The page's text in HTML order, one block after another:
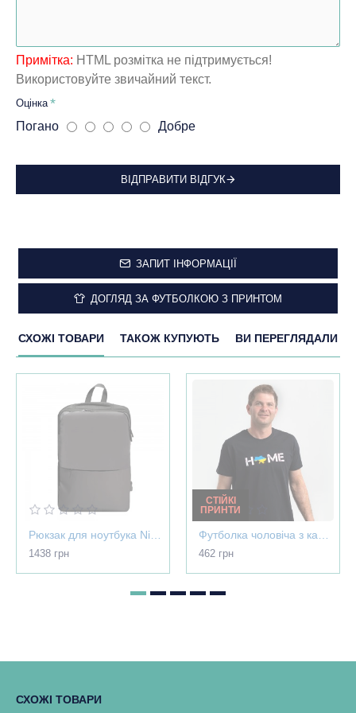
Примітка: HTML розмітка не підтримується!
Використовуйте звичайний текст.
Оцінка
Погано Добре
ВІДПРАВИТИ ВІДГУК
ЗАПИТ ІНФОРМАЦІЇ
ДОГЛЯД ЗА ФУТБОЛКОЮ З ПРИНТОМ
СХОЖІ ТОВАРИ ТАКОЖ КУПУЮТЬ ВИ ПЕРЕГЛЯДАЛИ
1438 грн
СТІЙКІ
ПРИНТИ
462 грн
СХОЖІ ТОВАРИ